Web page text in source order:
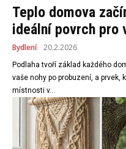
Teplo domova
ideální povrch pro
Bydlení 20.2.2026
Podlaha tvoří základ každého
vaše nohy po probuzení, a prvek,
místnosti v...